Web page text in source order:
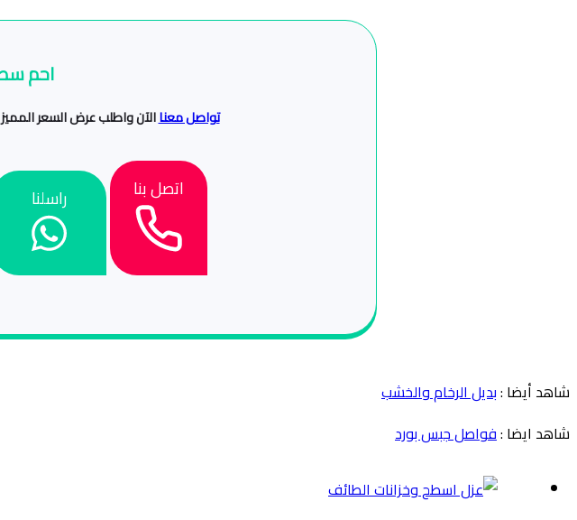
احم
تواصل معناالآن واطلب عرض السعر المميز
اتصل بنا راسلنا
شاهد أيضا :بديل الرخام والخشب
شاهد ايضا :فواصل جبس بورد